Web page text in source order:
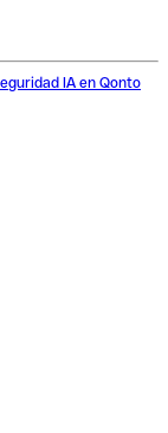
IA en Qonto